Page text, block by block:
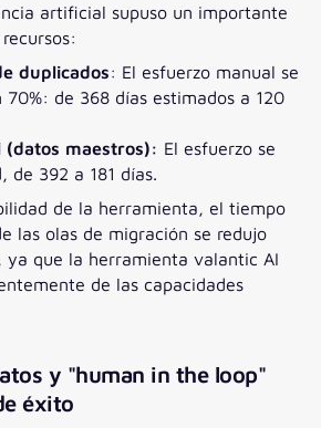
artificial supuso un importante
duplicados: El esfuerzo manual se
70%: de 368 días estimados a 120
(datos maestros): El esfuerzo se
de 392 a 181 días.
de la herramienta, el tiempo
las olas de migración se redujo
ya que la herramienta valantic AI
de las capacidades
y "human in the loop"
éxito